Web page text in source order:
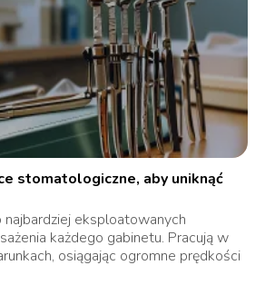
stomatologiczne, aby uniknąć
najbardziej eksploatowanych
każdego gabinetu. Pracują w
osiągając ogromne prędkości